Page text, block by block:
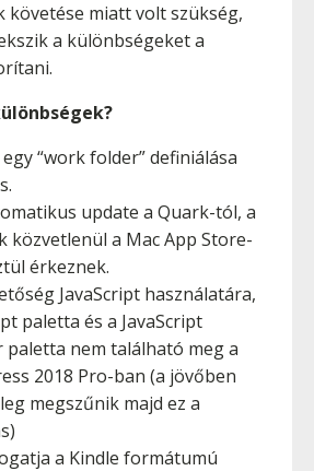
követése miatt volt szükség,
a különbségeket a
“work folder” definiálása
update a Quark-tól, a
közvetlenül a Mac App Store-
érkeznek.
JavaScript használatára,
paletta és a JavaScript
paletta nem található meg a
2018 Pro-ban (a jövőben
megszűnik majd ez a
a Kindle formátumú